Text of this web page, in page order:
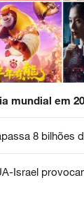
mundial em
8 bilhões
Israel